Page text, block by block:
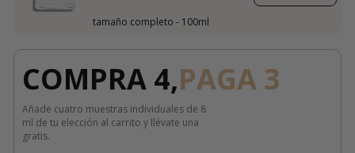
tamaño completo - 100ml
COMPRA 4,PAGA 3
Añade cuatro muestras individuales de 8
ml de tu elección al carrito y llévate una
gratis.